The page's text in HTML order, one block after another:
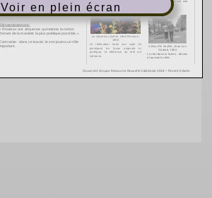
Voir en plein écran